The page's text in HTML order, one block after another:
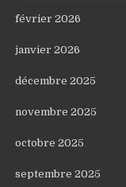
février 2026
janvier 2026
décembre 2025
novembre 2025
octobre 2025
septembre 2025